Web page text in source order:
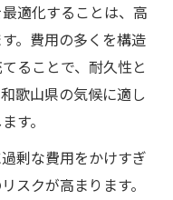
適化することは、高
。費用の多くを構造
ることで、耐久性と
歌山県の気候に適し
す。
剰な費用をかけすぎ
スクが高まります。